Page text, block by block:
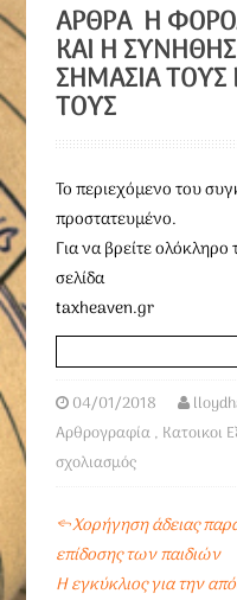
ΆΡΘΡΑ Η
ΚΑΙ Η
ΣΗΜΑΣΊΑ ΤΟΥΣ
ΤΟΥΣ
To περιεχόμενο του
προστατευμένο.
Για να βρείτε
σελίδα
taxheaven.gr
04/01/2018
Αρθρογραφία, Κατοικοι
σχολιασμός
←Χορήγηση άδειας
επίδοσης των παιδιών
Η εγκύκλιος για την